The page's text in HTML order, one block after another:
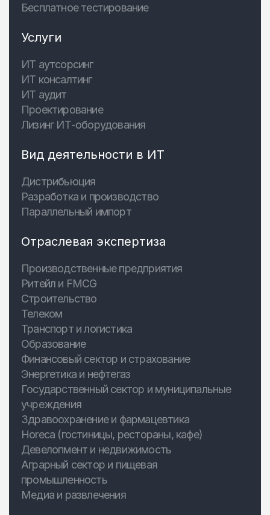
Бесплатное тестирование
Услуги
ИТ аутсорсинг
ИТ консалтинг
ИТ аудит
Проектирование
Лизинг ИТ-оборудования
Вид деятельности в ИТ
Дистрибьюция
Разработка и производство
Параллельный импорт
Отраслевая экспертиза
Производственные предприятия
Ритейл и FMCG
Строительство
Телеком
Транспорт и логистика
Образование
Финансовый сектор и страхование
Энергетика и нефтегаз
Государственный сектор и муниципальные
учреждения
Здравоохранение и фармацевтика
Horeca (гостиницы, рестораны, кафе)
Девелопмент и недвижимость
Аграрный сектор и пищевая
промышленность
Медиа и развлечения